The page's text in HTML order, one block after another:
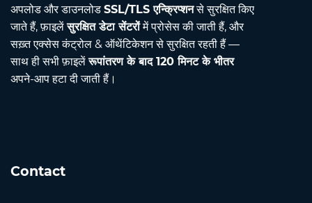
अपलोड और डाउनलोड SSL/TLS एन्क्रिप्शनसे सुरक्षित किए
जाते हैं, फ़ाइलेंसुरक्षित डेटा सेंटरोंमें प्रोसेस की जाती हैं, और
सख़्त एक्सेस कंट्रोल & ऑथेंटिकेशन से सुरक्षित रहती हैं —
साथ ही सभी फ़ाइलेंरूपांतरण के बाद 120 मिनट के भीतर
अपने-आप हटा दी जाती हैं।
Contact